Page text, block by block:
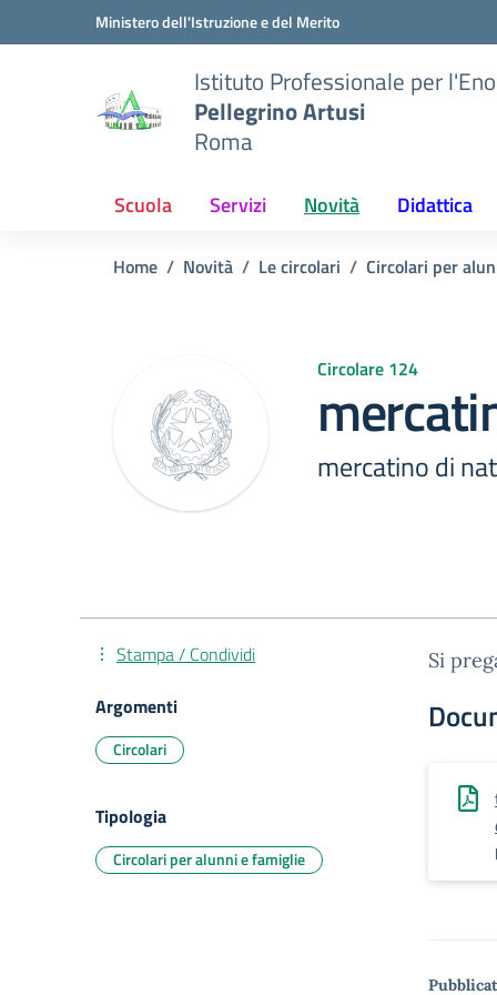
Vai ai contenuti
Vai al menu di navigazioneMinistero dell'Istruzione e del Merito
Istituto Professionale per
Pellegrino Artusi
Roma
Scuola Servizi Novità Didattica
Home Novità Le circolari Circolari per
Circolare 124
mercatino di
Si
Stampa / Condividi
Argomenti
Circolari
Tipologia
Circolari per alunni e famiglie